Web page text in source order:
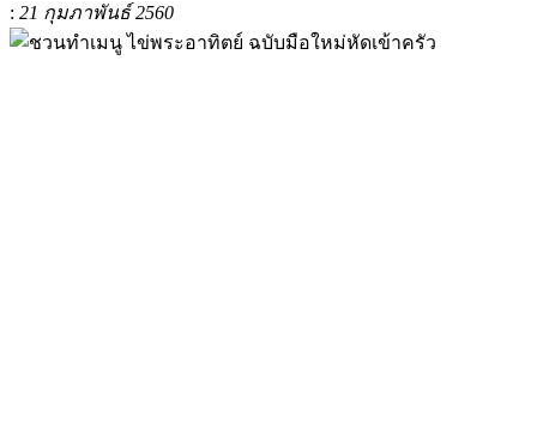
: 21 กุมภาพันธ์ 2560